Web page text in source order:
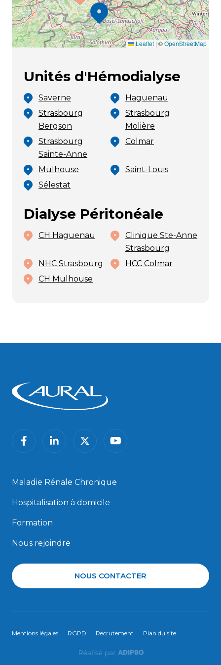
Leaflet | ©OpenStreetMap
Unités d'Hémodialyse
Saverne
Haguenau
Strasbourg
Bergson
Strasbourg
Molière
Strasbourg
Sainte-Anne
Colmar
Mulhouse
Saint-Louis
Sélestat
Dialyse Péritonéale
CH Haguenau
Clinique Ste-Anne
Strasbourg
NHC Strasbourg
HCC Colmar
CH Mulhouse
facebooklinkedin twitter youtube
Maladie Rénale Chronique
Hospitalisation à domicile
Formation
Nous rejoindre
NOUS CONTACTER
Mentions légales RGPD Recrutement Plan du site
Adipso